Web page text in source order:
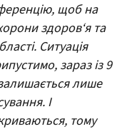
щоб на
здоров‘я та
Ситуація
зараз із 9
лише
І
тому